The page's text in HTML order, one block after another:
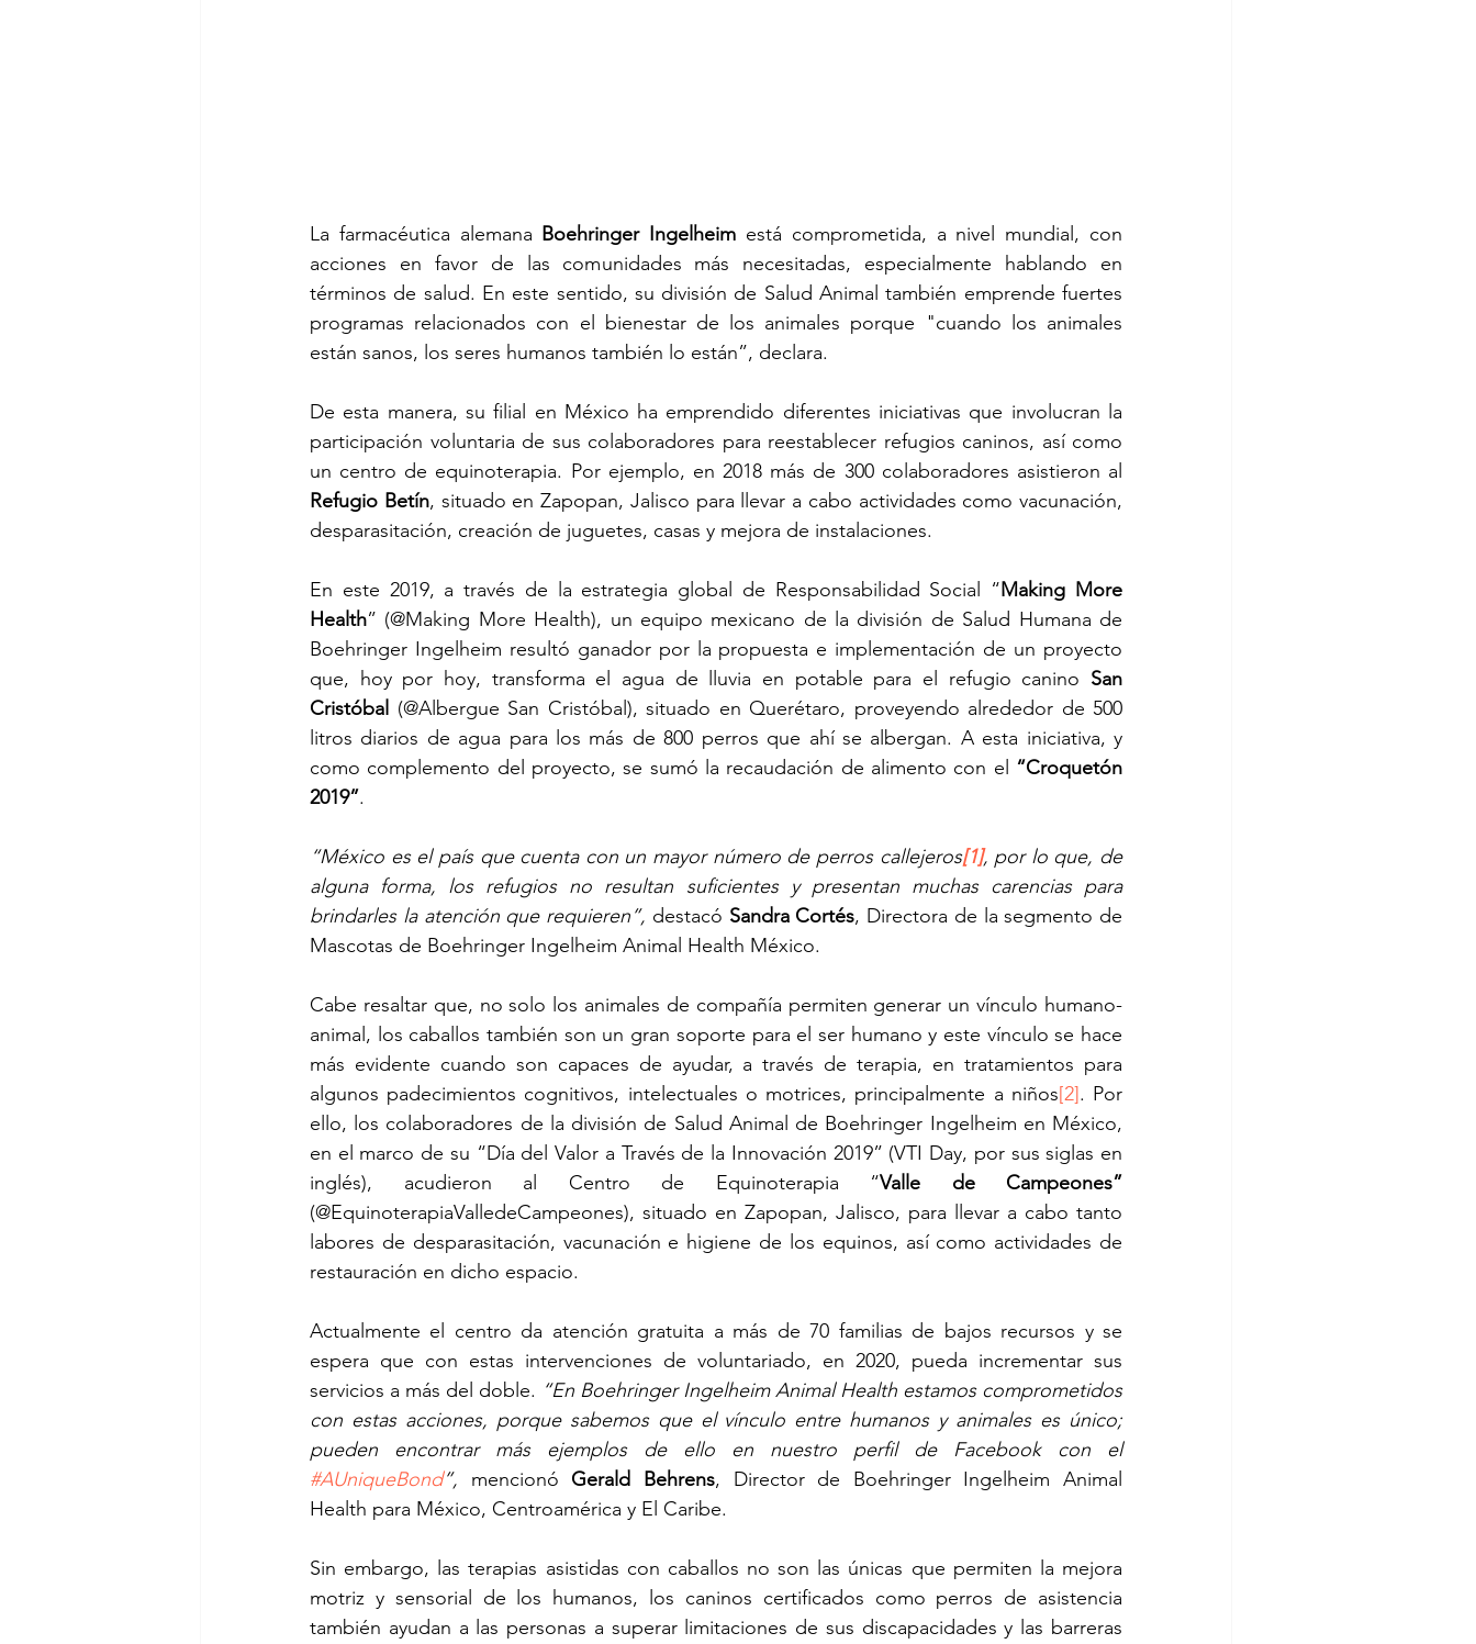
La farmacéutica alemana Boehringer Ingelheim está comprometida, a nivel mundial, con
acciones en favor de las comunidades más necesitadas, especialmente hablando en
términos de salud. En este sentido, su división de Salud Animal también emprende fuertes
programas relacionados con el bienestar de los animales porque "cuando los animales
están sanos, los seres humanos también lo están”, declara.
De esta manera, su filial en México ha emprendido diferentes iniciativas que involucran la
participación voluntaria de sus colaboradores para reestablecer refugios caninos, así como
Refugio Betín, situado en Zapopan, Jalisco para llevar a cabo actividades como vacunación,
desparasitación, creación de juguetes, casas y mejora de instalaciones.
En este 2019, a través de la estrategia global de Responsabilidad Social “Making More
Health” (@Making More Health), un equipo mexicano de la división de Salud Humana de
Boehringer Ingelheim resultó ganador por la propuesta e implementación de un proyecto
que, hoy por hoy, transforma el agua de lluvia en potable para el refugio canino San
Cristóbal (@Albergue San Cristóbal), situado en Querétaro, proveyendo alrededor de 500
litros diarios de agua para los más de 800 perros que ahí se albergan. A esta iniciativa, y
como complemento del proyecto, se sumó la recaudación de alimento con el “Croquetón
2019”.
“México es el país que cuenta con un mayor número de perros callejeros[1], por lo que, de
alguna forma, los refugios no resultan suficientes y presentan muchas carencias para
brindarles la atención que requieren”, destacó Sandra Cortés, Directora de la segmento de
Mascotas de Boehringer Ingelheim Animal Health México.
Cabe resaltar que, no solo los animales de compañía permiten generar un vínculo humano-
animal, los caballos también son un gran soporte para el ser humano y este vínculo se hace
más evidente cuando son capaces de ayudar, a través de terapia, en tratamientos para
algunos padecimientos cognitivos, intelectuales o motrices, principalmente a niños[2]. Por
ello, los colaboradores de la división de Salud Animal de Boehringer Ingelheim en México,
en el marco de su “Día del Valor a Través de la Innovación 2019” (VTI Day, por sus siglas en
inglés), acudieron al Centro de Equinoterapia “Valle de Campeones”
(@EquinoterapiaValledeCampeones), situado en Zapopan, Jalisco, para llevar a cabo tanto
labores de desparasitación, vacunación e higiene de los equinos, así como actividades de
restauración en dicho espacio.
Actualmente el centro da atención gratuita a más de 70 familias de bajos recursos y se
espera que con estas intervenciones de voluntariado, en 2020, pueda incrementar sus
servicios a más del doble. “En Boehringer Ingelheim Animal Health estamos comprometidos
con estas acciones, porque sabemos que el vínculo entre humanos y animales es único;
pueden encontrar más ejemplos de ello en nuestro perfil de Facebook con el
#AUniqueBond”, mencionó Gerald Behrens, Director de Boehringer Ingelheim Animal
Health para México, Centroamérica y El Caribe.
Sin embargo, las terapias asistidas con caballos no son las únicas que permiten la mejora
motriz y sensorial de los humanos, los caninos certificados como perros de asistencia
también ayudan a las personas a superar limitaciones de sus discapacidades y las barreras